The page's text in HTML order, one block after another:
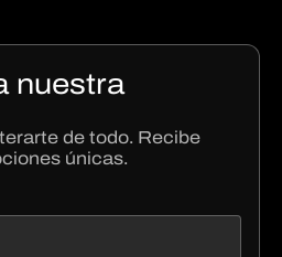
nuestra
de todo. Recibe
únicas.